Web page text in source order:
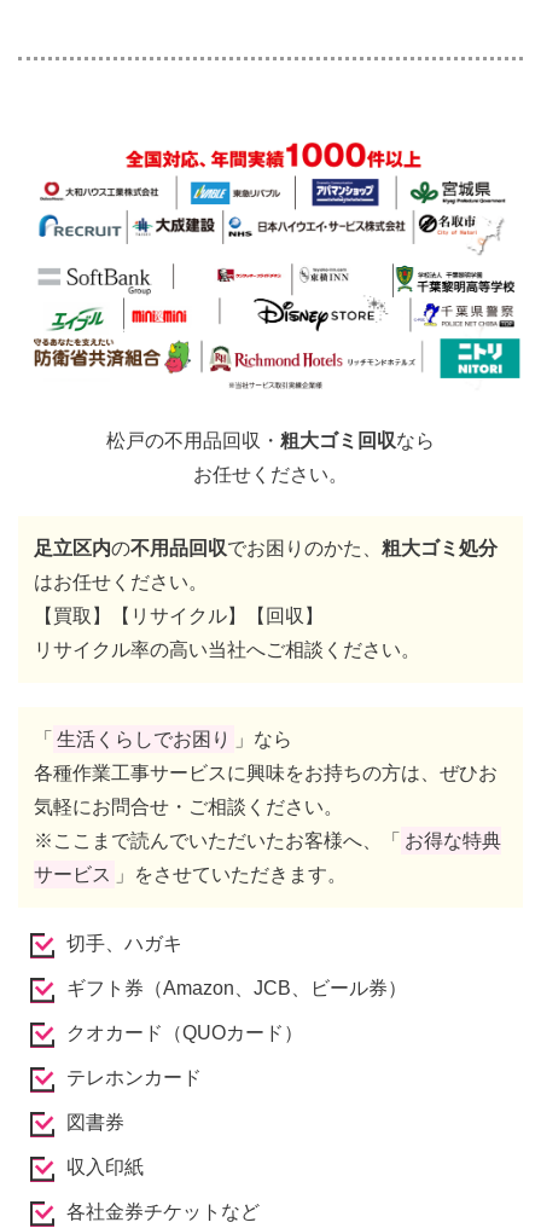
松戸の不用品回収・ 粗大ゴミ回収なら
お任せください。
足立区内の不用品回収でお困りのかた、 粗大ゴミ処分
はお任せください。
【買取】【リサイクル】【回収】
リサイクル率の高い当社へご相談ください。
「 生活くらしでお困り
」なら
各種作業工事サービスに興味をお持ちの方は、ぜひお
気軽にお問合せ・ご相談ください。
※ここまで読んでいただいたお客様へ、「 お得な特典
サービス
」をさせていただきます。
切手、ハガキ
ギフト券（Amazon、JCB、ビール券）
クオカード（QUOカード）
テレホンカード
図書券
収入印紙
各社金券チケットなど